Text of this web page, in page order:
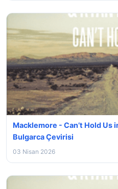
Macklemore - Can’t Hold Us
Bulgarca Çevirisi
03 Nisan 2026